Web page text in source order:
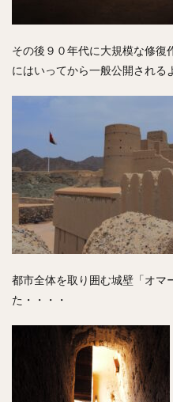
その後９０年代に大規模な修復
にはいってから一般公開される
都市全体を取り囲む城壁「オマ
た・・・・